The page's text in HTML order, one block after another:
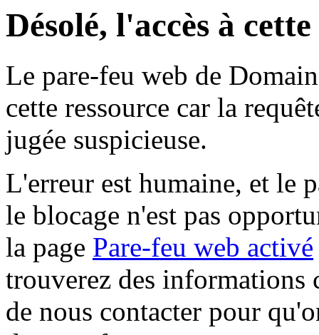
Désolé, l'accès à
Le pare-feu web de
cette ressource car la
jugée suspicieuse.
L'erreur est humaine, et le
le blocage n'est pas
la page Pare-feu web activé
trouverez des informations
de nous contacter pour